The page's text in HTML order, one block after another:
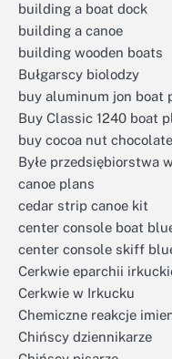
building a boat dock
building a canoe
building wooden boats
Bułgarscy biolodzy
buy aluminum jon boat
Buy Classic 1240 boat
buy cocoa nut
Byłe przedsiębiorstwa
canoe plans
cedar strip canoe kit
center console boat
center console skiff
Cerkwie eparchii
Cerkwie w Irkucku
Chemiczne reakcje
Chińscy dziennikarze